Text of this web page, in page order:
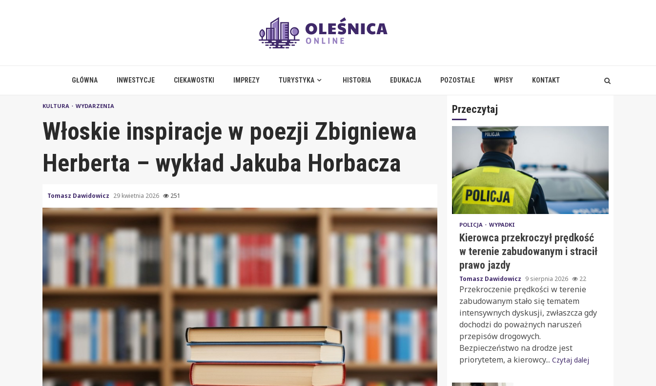
GŁÓWNA INWESTYCJE CIEKAWOSTKI IMPREZY TURYSTYKA HISTORIA EDUKACJA POZOSTAŁE WPISY KONTAKT
KULTURA WYDARZENIA
Włoskie inspiracje w poezji Zbigniewa
Herberta – wykład Jakuba Horbacza
Tomasz Dawidowicz 29 kwietnia 2026 251
Przeczytaj
POLICJA WYPADKI
Kierowca przekroczył prędkość
w terenie zabudowanym i stracił
prawo jazdy
Tomasz Dawidowicz 9 sierpnia 2026 22
Przekroczenie prędkości w terenie
zabudowanym stało się tematem
intensywnych dyskusji, zwłaszcza gdy
dochodzi do poważnych naruszeń
przepisów drogowych.
Bezpieczeństwo na drodze jest
priorytetem, a kierowcy... Czytaj dalej